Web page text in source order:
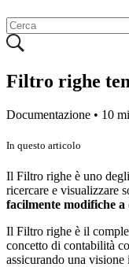
Filtro righe
Documentazione • 10
In questo articolo
Il Filtro righe è uno
ricercare e visualizzare
facilmente modifiche a
Il Filtro righe è il
concetto di contabilità
assicurando una